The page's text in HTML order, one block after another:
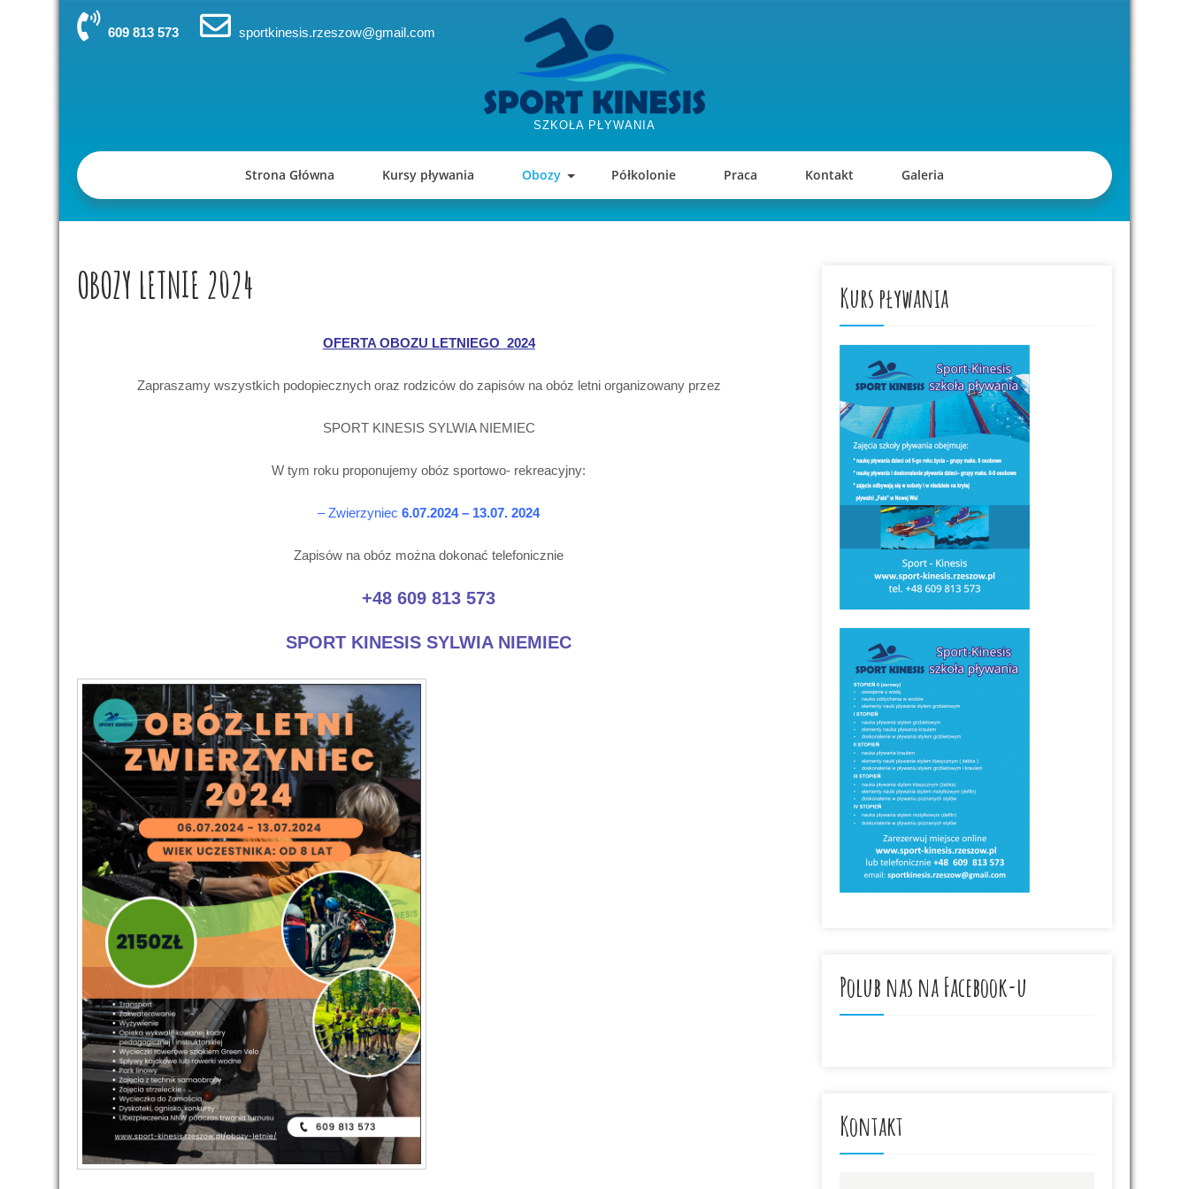
609 813 573 sportkinesis.rzeszow@gmail.com
SZKOŁA PŁYWANIA
Strona Główna Kursy pływania Obozy Półkolonie Praca Kontakt Galeria
OBOZY LETNIE 2024
OFERTA OBOZU LETNIEGO 2024
Zapraszamy wszystkich podopiecznych oraz rodziców do zapisów na obóz letni organizowany przez
SPORT KINESIS SYLWIA NIEMIEC
W tym roku proponujemy obóz sportowo- rekreacyjny:
– Zwierzyniec6.07.2024 – 13.07. 2024
Zapisów na obóz można dokonać telefonicznie
+48 609 813 573
SPORT KINESIS SYLWIA NIEMIEC
Kurs pływania
Polub nas na Facebook-u
Kontakt